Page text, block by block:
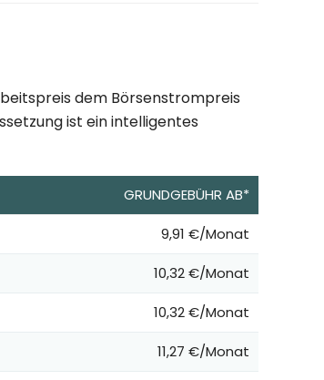
dem Börsenstrompreis
ist ein intelligentes
GRUNDGEBÜHR AB*
9,91 €/Monat
10,32 €/Monat
10,32 €/Monat
11,27 €/Monat